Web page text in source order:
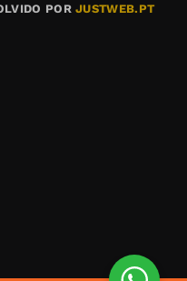
PORJUSTWEB.PT